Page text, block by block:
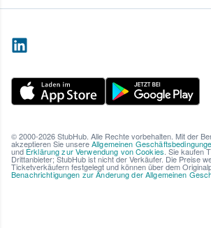
© 2000-2026 StubHub. Alle Rechte vorbehalten. Mit der
akzeptieren Sie unsereAllgemeinen
und Erklärung zur Verwendung von Cookies. Sie kaufen
Drittanbieter; StubHub ist nicht der Verkäufer. Die Preise
Ticketverkäufern festgelegt und können über dem
Benachrichtigungen zur Änderung der Allgemeinen